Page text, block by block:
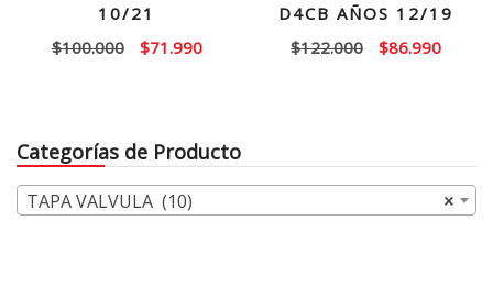
10/21
$100.000
El
$100.000.
$71.990El
$71.990.
D4CB AÑOS 12/19
$122.000
El
$86.990El
Categorías de Producto
×
TAPA VALVULA (10)